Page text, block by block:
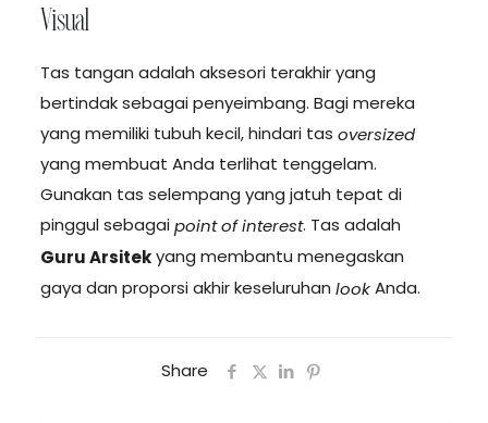
Visual
Tas tangan adalah aksesori terakhir yang
bertindak sebagai penyeimbang. Bagi mereka
yang memiliki tubuh kecil, hindari tas oversized
yang membuat Anda terlihat tenggelam.
Gunakan tas selempang yang jatuh tepat di
pinggul sebagaipoint of interest. Tas adalah
Guru Arsitekyang membantu menegaskan
gaya dan proporsi akhir keseluruhan lookAnda.
Share